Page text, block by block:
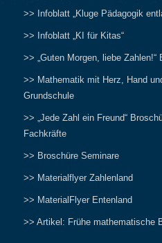
>> Infoblatt „Kluge Pädagogik
>> Infoblatt „KI für Kitas“
>> „Guten Morgen, liebe Zahlen!“
>> Mathematik mit Herz, Hand
Grundschule
>> „Jede Zahl ein Freund“
Fachkräfte
>> Broschüre Seminare
>> Materialflyer Zahlenland
>> MaterialFlyer Entenland
>> Artikel: Frühe mathematische